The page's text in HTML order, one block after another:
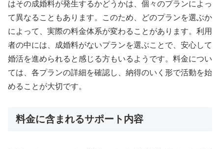
はその成婚料が発生するかどうかは、個々のプランによっ
て異なることもあります。このため、どのプランを選ぶか
によって、実際の料金体系が変わることがあります。利用
者の中には、成婚料がないプランを選ぶことで、安心して
婚活を進められると感じる方もいるようです。料金につい
ては、各プランの詳細を確認し、納得のいく形で活動を始
めることが大切です。
料金に含まれるサポート内容